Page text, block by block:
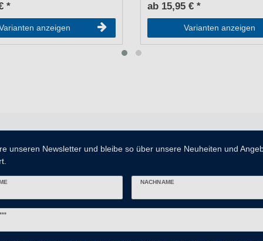
*
anzeigen
ab 15,95 € *
Varianten anzeigen
unseren Newsletter und bleibe so über unsere Neuheiten und
NACHNAME